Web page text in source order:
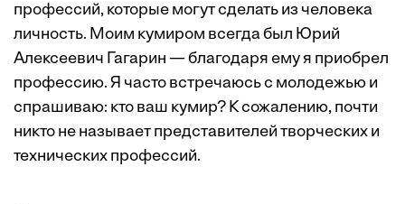
профессий, которые могут сделать из человека
личность. Моим кумиром всегда был Юрий
Алексеевич Гагарин — благодаря ему я приобрел
профессию. Я часто встречаюсь с молодежью и
спрашиваю: кто ваш кумир? К сожалению, почти
никто не называет представителей творческих и
технических профессий.